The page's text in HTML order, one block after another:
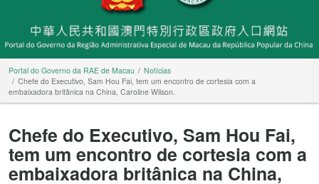
Portal do Governo da RAE de Macau
Notícias
Chefe do Executivo, Sam Hou Fai, tem um encontro de cortesia com a
embaixadora britânica na China, Caroline Wilson.
Chefe do Executivo, Sam Hou Fai,
tem um encontro de cortesia com a
embaixadora britânica na China,